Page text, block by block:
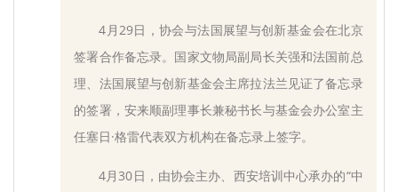
4月29日，协会与法国展望与创新基金会在北京
签署合作备忘录。国家文物局副局长关强和法国前总
理、法国展望与创新基金会主席拉法兰见证了备忘录
的签署，安来顺副理事长兼秘书长与基金会办公室主
任塞日·格雷代表双方机构在备忘录上签字。
4月30日，由协会主办、西安培训中心承办的“中